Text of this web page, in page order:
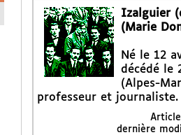
Izalguier
(Marie
Né le 12
décédé le
(Alpes-
professeur et
dernière